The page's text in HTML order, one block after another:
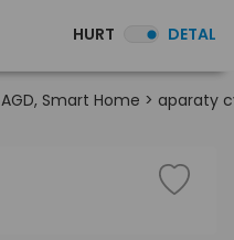
HURT DETAL
Smart Home > aparaty